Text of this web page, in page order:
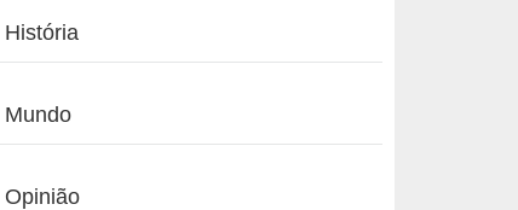
História
Mundo
Opinião